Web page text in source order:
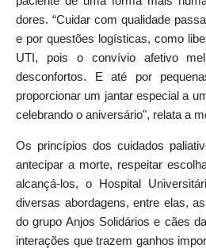
dores. “Cuidar com qualidade
e por questões logísticas, como
UTI, pois o convívio afetivo
desconfortos. E até por
proporcionar um jantar especial a
celebrando o aniversário", relata a
Os princípios dos cuidados
antecipar a morte, respeitar
alcançá-los, o Hospital
diversas abordagens, entre elas,
do grupo Anjos Solidários e cães
interações que trazem ganhos